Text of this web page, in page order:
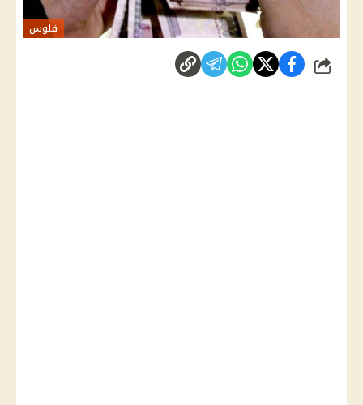
فلوس
شارك